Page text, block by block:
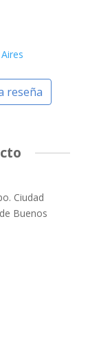
reseña
Ciudad
Buenos